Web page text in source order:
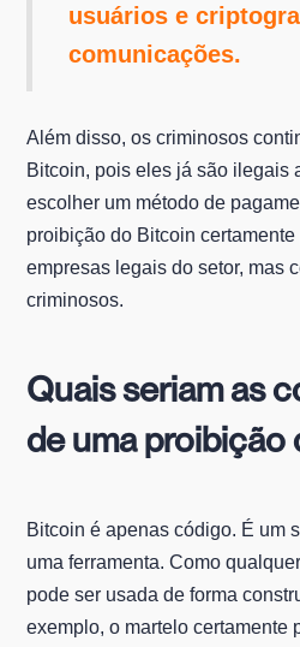
usuários e
comunicações.
Além disso, os criminosos
Bitcoin, pois eles já são ilegais
escolher um método de
proibição do Bitcoin
empresas legais do setor, mas
criminosos.
Quais seriam as
de uma proibição
Bitcoin é apenas código. É um
uma ferramenta. Como
pode ser usada de forma
exemplo, o martelo certamente